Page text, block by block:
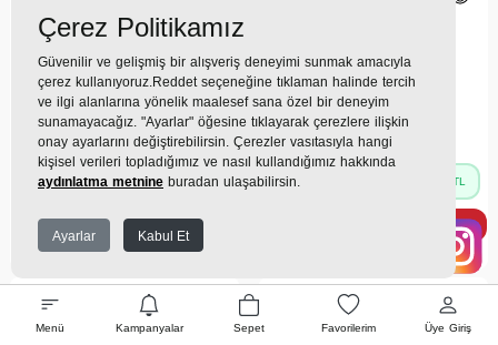
Menü Kampanyalar Sepet Favorilerim Üye Giriş
(0)
MGK 9030 Saç Sakal
Kesme Makineleri
2.199TL
244 TLx 9 Taksit = 2.199 TL
Ekstra İndirim %12 = 1.935
MC 9030 Saç Sakal
Kesme Makineleri
1.399TL
155 TL TL
TL
Çerez Politikamız
Güvenilir ve gelişmiş bir alışveriş deneyimi sunmak amacıyla
çerez kullanıyoruz.Reddet seçeneğine tıklaman halinde tercih
ve ilgi alanlarına yönelik maalesef sana özel bir deneyim
sunamayacağız. "Ayarlar" öğesine tıklayarak çerezlere ilişkin
onay ayarlarını değiştirebilirsin. Çerezler vasıtasıyla hangi
kişisel verileri topladığımız ve nasıl kullandığımız hakkında
aydınlatma metnine buradan ulaşabilirsin.
Ayarlar Kabul Et